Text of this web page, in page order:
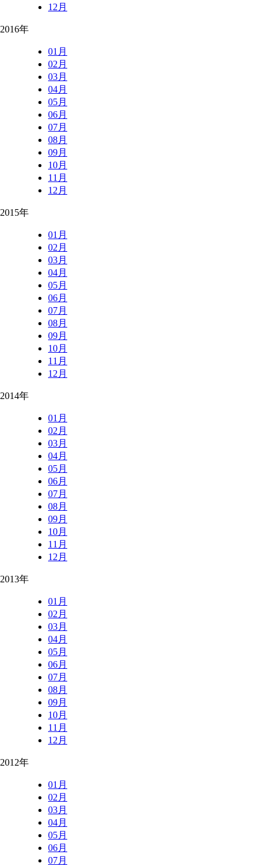
12月
2016年
01月
02月
03月
04月
05月
06月
07月
08月
09月
10月
11月
12月
2015年
01月
02月
03月
04月
05月
06月
07月
08月
09月
10月
11月
12月
2014年
01月
02月
03月
04月
05月
06月
07月
08月
09月
10月
11月
12月
2013年
01月
02月
03月
04月
05月
06月
07月
08月
09月
10月
11月
12月
2012年
01月
02月
03月
04月
05月
06月
07月